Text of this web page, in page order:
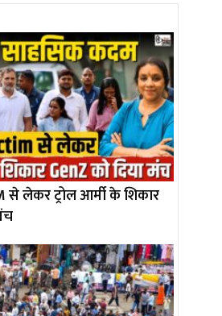
लेकर ट्रोल आर्मी के शिकार